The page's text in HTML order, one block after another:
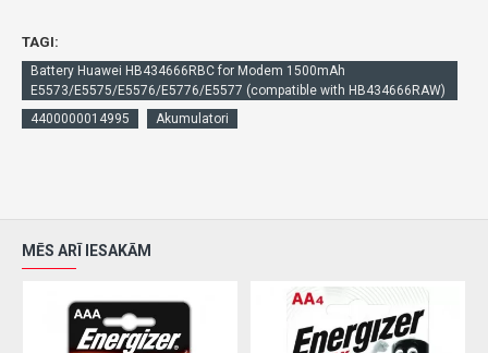
TAGI:
Battery Huawei HB434666RBC for Modem 1500mAh
E5573/E5575/E5576/E5776/E5577 (compatible with HB434666RAW)
4400000014995
Akumulatori
MĒS ARĪ IESAKĀM